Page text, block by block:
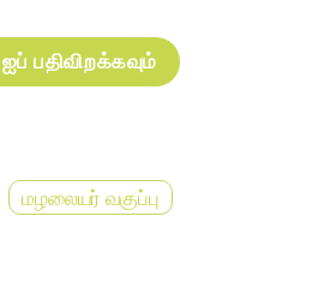
மழலையர் வகுப்பு